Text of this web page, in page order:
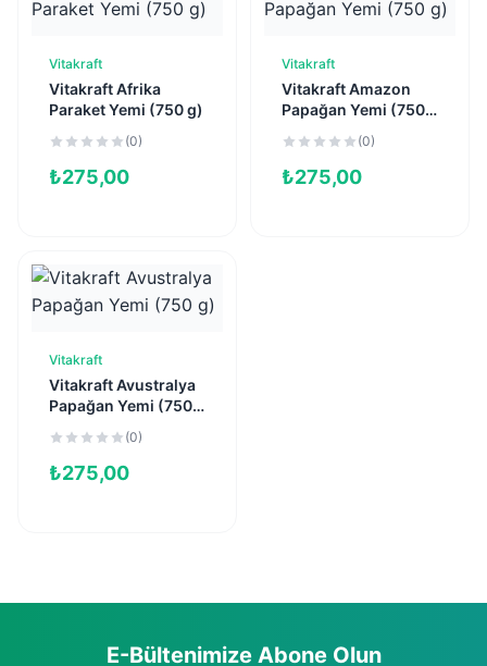
Sepete Ekle
Vitakraft
Vitakraft Afrika
Paraket Yemi (750 g)
(0)
₺275,00
Sepete Ekle
Vitakraft
Vitakraft Amazon
Papağan Yemi (750
(0)
₺275,00
Sepete Ekle
Vitakraft
Vitakraft Avustralya
Papağan Yemi (750
(0)
₺275,00
E-Bültenimize Abone Olun